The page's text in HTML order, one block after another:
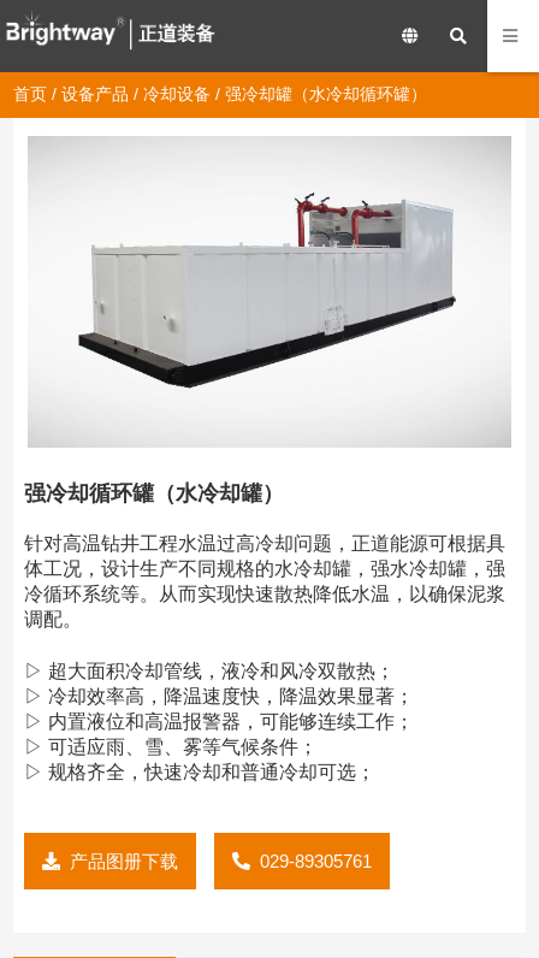
首页 /设备产品 /冷却设备 / 强冷却罐（水冷却循环罐）
强冷却循环罐（水冷却罐）
针对高温钻井工程水温过高冷却问题，正道能源可根据具
体工况，设计生产不同规格的水冷却罐，强水冷却罐，强
冷循环系统等。从而实现快速散热降低水温，以确保泥浆
调配。
▷ 超大面积冷却管线，液冷和风冷双散热；
▷ 冷却效率高，降温速度快，降温效果显著；
▷ 内置液位和高温报警器，可能够连续工作；
▷ 可适应雨、雪、雾等气候条件；
▷ 规格齐全，快速冷却和普通冷却可选；
产品图册下载 029-89305761